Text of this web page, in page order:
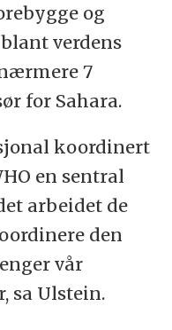
og
verdens
7
for Sahara.
koordinert
en sentral
arbeidet de
den
vår
sa Ulstein.